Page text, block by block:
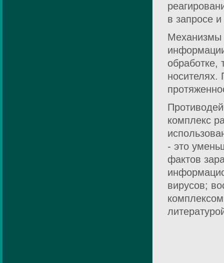
в запросе
Механизмы
обработке,
комплекс
- это
фактов
вирусов;